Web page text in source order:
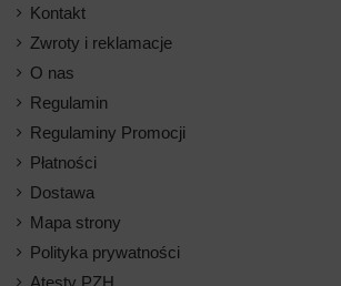
Kontakt
Zwroty i reklamacje
O nas
Regulamin
Regulaminy Promocji
Płatności
Dostawa
Mapa strony
Polityka prywatności